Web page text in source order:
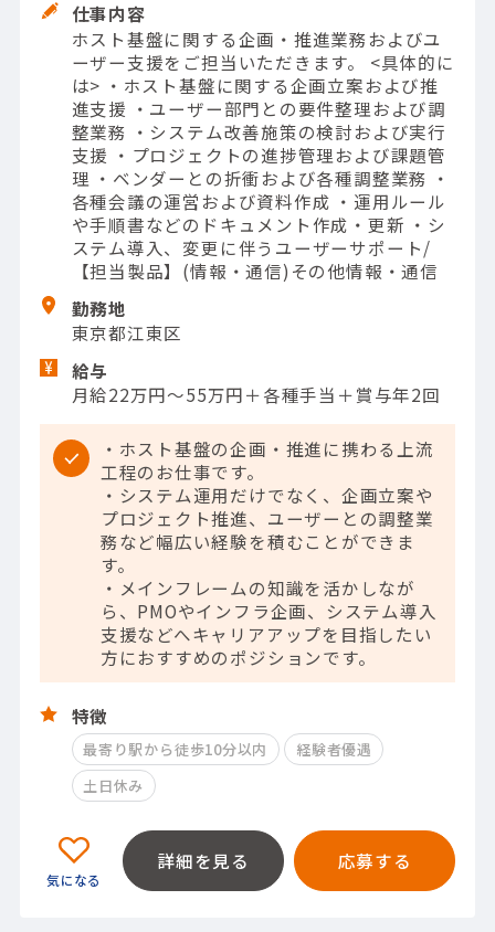
仕事内容
ホスト基盤に関する企画・推進業務およびユ
ーザー支援をご担当いただきます。 <具体的に
は> ・ホスト基盤に関する企画立案および推
進支援 ・ユーザー部門との要件整理および調
整業務 ・システム改善施策の検討および実行
支援 ・プロジェクトの進捗管理および課題管
理 ・ベンダーとの折衝および各種調整業務 ・
各種会議の運営および資料作成 ・運用ルール
や手順書などのドキュメント作成・更新 ・シ
ステム導入、変更に伴うユーザーサポート/
【担当製品】(情報・通信)その他情報・通信
勤務地
東京都江東区
給与
月給22万円～55万円＋各種手当＋賞与年2回
・ホスト基盤の企画・推進に携わる上流
工程のお仕事です。
・システム運用だけでなく、企画立案や
プロジェクト推進、ユーザーとの調整業
務など幅広い経験を積むことができま
す。
・メインフレームの知識を活かしなが
ら、PMOやインフラ企画、システム導入
支援などへキャリアアップを目指したい
方におすすめのポジションです。
特徴
最寄り駅から徒歩10分以内
経験者優遇
土日休み
詳細を見る 応募する